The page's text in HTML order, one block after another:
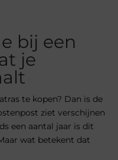
bij een
je
te kopen? Dan is de
ziet verschijnen
een aantal jaar is dit
wat betekent dat